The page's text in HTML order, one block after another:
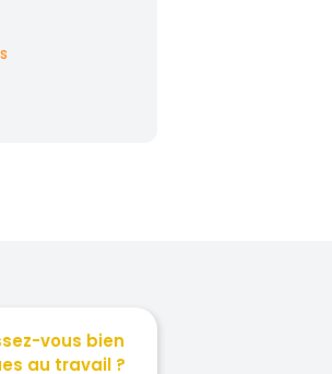
vous bien
au travail ?